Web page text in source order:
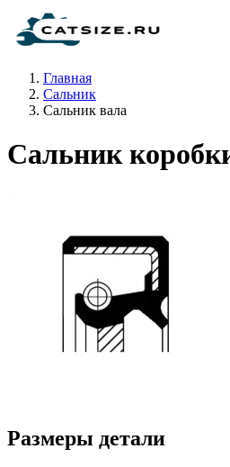
Главная
Сальник
Сальник вала
Сальник
Размеры детали